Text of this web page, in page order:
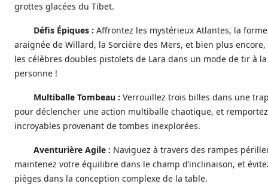
grottes glacées du Tibet.
Défis Épiques : Affrontez les mystérieux Atlantes, la
araignée de Willard, la Sorcière des Mers, et bien plus
les célèbres doubles pistolets de Lara dans un mode de tir à
personne !
Multiballe Tombeau : Verrouillez trois billes dans une
pour déclencher une action multiballe chaotique, et
incroyables provenant de tombes inexplorées.
Aventurière Agile : Naviguez à travers des rampes
maintenez votre équilibre dans le champ d’inclinaison, et
pièges dans la conception complexe de la table.